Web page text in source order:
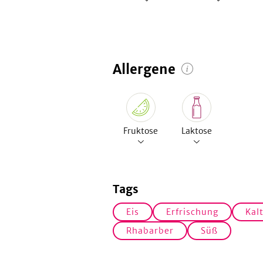
Allergene
Fruktose Laktose
Tags
Eis Erfrischung
Kalt
Rhabarber
Süß